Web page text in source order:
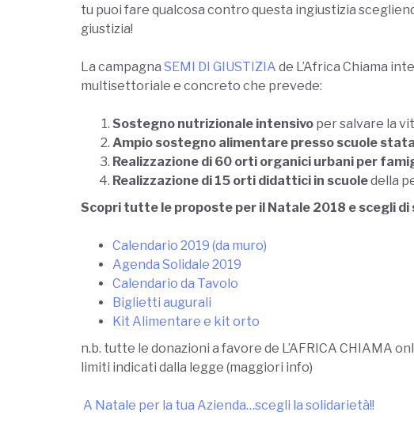
tu puoi fare qualcosa contro questa ingiustizia
giustizia!
La campagna SEMI DI GIUSTIZIA de L’Africa Chiama
multisettoriale e concreto che prevede:
Sostegno nutrizionale intensivo per salvare la
Ampio sostegno alimentare presso scuole
Realizzazione di 60 orti organici urbani per
Realizzazione di 15 orti didattici in scuoledella
Scopri tutte le proposte per il Natale 2018 e scegli
Calendario 2019 (da muro)
Agenda Solidale 2019
Calendario da Tavolo
Biglietti augurali
Kit Alimentare e kit orto
n.b. tutte le donazioni a favore de L’AFRICA CHIAMA
limiti indicati dalla legge (maggiori info)
A Natale per la tua Azienda…scegli la solidarietà!!